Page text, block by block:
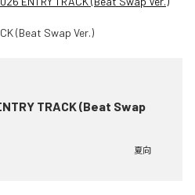
TRACK (Beat Swap
夏向